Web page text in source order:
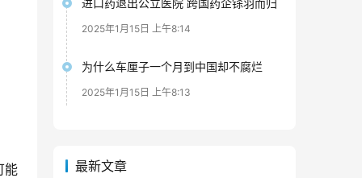
能
进口药退出公立医院 跨国药企铩羽而归
2025年1月15日 上午8:14
为什么车厘子一个月到中国却不腐烂
2025年1月15日 上午8:13
最新文章